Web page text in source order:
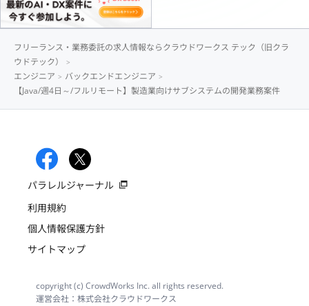
フリーランス・業務委託の求人情報ならクラウドワークス テック（旧クラ
ウドテック）
エンジニア
バックエンドエンジニア
【Java/週4日～/フルリモート】製造業向けサブシステムの開発業務案件
パラレルジャーナル
利用規約
個人情報保護方針
サイトマップ
copyright (c) CrowdWorks Inc. all rights reserved.
運営会社：株式会社クラウドワークス